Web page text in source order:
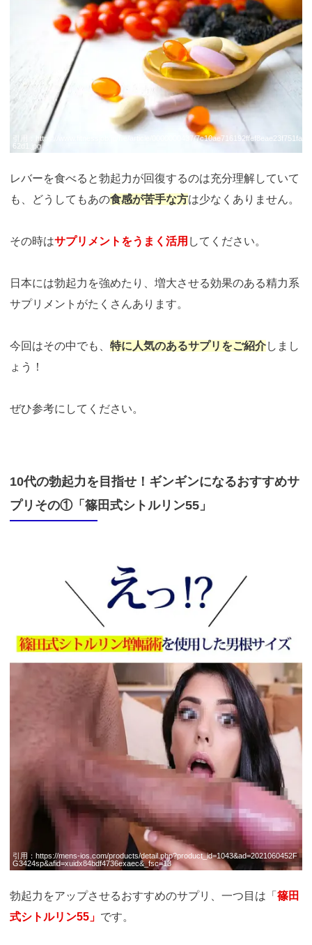
https://www.fitnessjob.jp/file/article/0000000437/7c10ae716192ffef8eae23f751fa
62d1.jpg
レバーを食べると勃起力が回復するのは充分理解していて
も、どうしてもあの食感が苦手な方は少なくありません。
その時はサプリメントをうまく活用 してください。
日本には勃起力を強めたり、増大させる効果のある精力系
サプリメントがたくさんあります。
今回はその中でも、 特に人気のあるサプリをご紹介しまし
ょう！
ぜひ参考にしてください。
10代の勃起力を目指せ！ギンギンになるおすすめサ
プリその①「篠田式シトルリン55」
_site=67781&_article=21914
引用： https://mens-ios.com/products/detail.php?product_id=1043&ad=2021060452F
G3424sp&afid=xuidx84bdf4736exaec&_fsc=13
勃起力をアップさせるおすすめのサプリ、一つ目は「 篠田
式シトルリン55」 です。